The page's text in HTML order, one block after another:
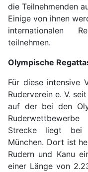
die Teilnehmenden
Einige von ihnen
internationalen
teilnehmen.
Olympische
Für diese intensive
Ruderverein e. V.
auf der bei den
Strecke liegt bei
München. Dort ist
Rudern und Kanu
einer Länge von